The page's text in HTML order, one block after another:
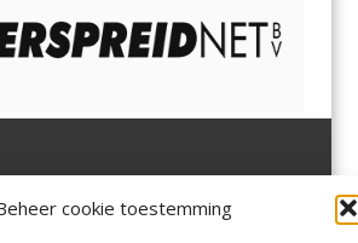
cookie toestemming
Velserbroek,Velsen-Zuid,